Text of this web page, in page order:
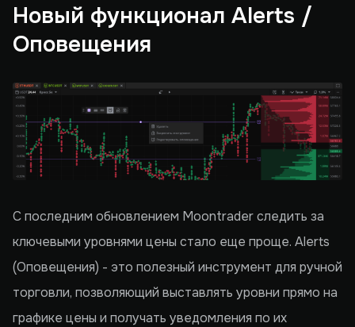
Новый функционал Alerts /
Оповещения
С последним обновлением Moontrader следить за
ключевыми уровнями цены стало еще проще. Alerts
(Оповещения) - это полезный инструмент для ручной
торговли, позволяющий выставлять уровни прямо на
графике цены и получать уведомления по их